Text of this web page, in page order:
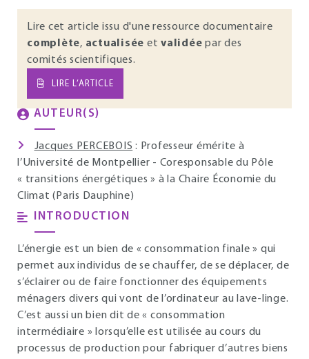
Lire cet article issu d'une ressource documentaire
complète, actualisée et validée par des
comités scientifiques.
LIRE L’ARTICLE
AUTEUR(S)
Jacques PERCEBOIS : Professeur émérite à
l’Université de Montpellier - Coresponsable du Pôle
« transitions énergétiques » à la Chaire Économie du
Climat (Paris Dauphine)
INTRODUCTION
L’énergie est un bien de « consommation finale » qui
permet aux individus de se chauffer, de se déplacer, de
s’éclairer ou de faire fonctionner des équipements
ménagers divers qui vont de l’ordinateur au lave-linge.
C’est aussi un bien dit de « consommation
intermédiaire » lorsqu’elle est utilisée au cours du
processus de production pour fabriquer d’autres biens